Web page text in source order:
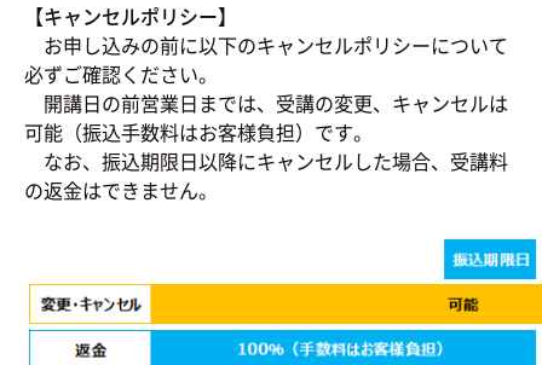
【キャンセルポリシー】
お申し込みの前に以下のキャンセルポリシーについて
必ずご確認ください。
開講日の前営業日までは、受講の変更、キャンセルは
可能（振込手数料はお客様負担）です。
なお、振込期限日以降にキャンセルした場合、受講料
の返金はできません。